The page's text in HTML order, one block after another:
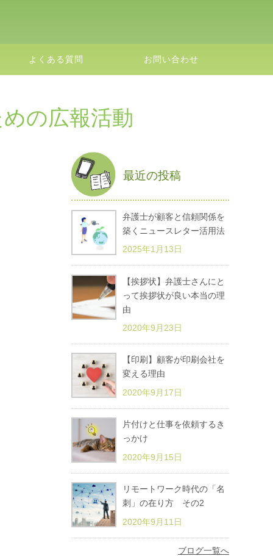
よくある質問 お問い合わせ
の広報活動
最近の投稿
弁護士が顧客と信頼関係を
築くニュースレター活用法
2025年1月13日
【挨拶状】弁護士さんにと
って挨拶状が良い本当の理
由
2020年9月23日
【印刷】顧客が印刷会社を
変える理由
2020年9月17日
片付けと仕事を依頼するき
っかけ
2020年9月15日
リモートワーク時代の「名
刺」の在り方 その2
2020年9月11日
ブログ一覧へ